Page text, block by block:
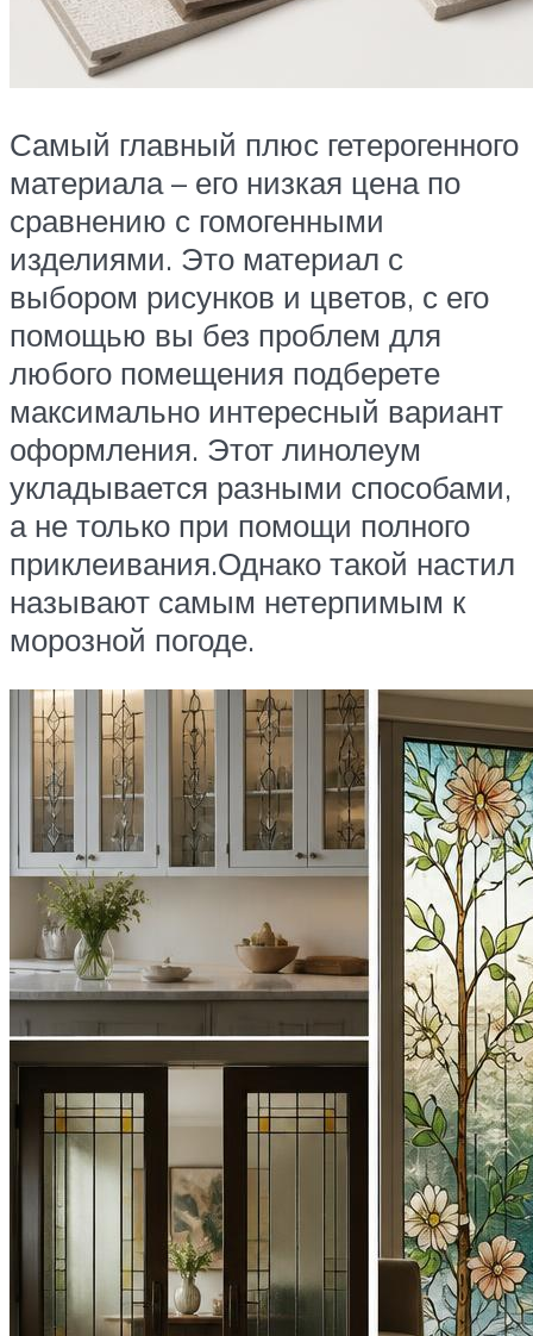
Самый главный плюс гетерогенного
материала – его низкая цена по
сравнению с гомогенными
изделиями. Это материал с
выбором рисунков и цветов, с его
помощью вы без проблем для
любого помещения подберете
максимально интересный вариант
оформления. Этот линолеум
укладывается разными способами,
а не только при помощи полного
приклеивания.Однако такой настил
называют самым нетерпимым к
морозной погоде.